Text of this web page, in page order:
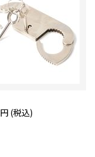
円 (税込)